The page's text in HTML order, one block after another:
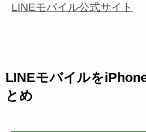
LINEモバイル公式サイト
LINEモバイルを
とめ